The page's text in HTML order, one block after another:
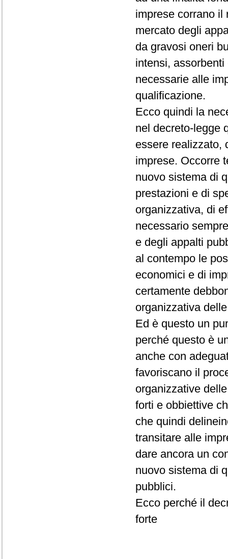
imprese corrano il
mercato degli
da gravosi oneri
intensi,
necessarie alle
qualificazione.
Ecco quindi la
nel decreto-legge
essere realizzato,
imprese. Occorre
nuovo sistema di
prestazioni e di
organizzativa, di
necessario
e degli appalti
al contempo le
economici e di
certamente
organizzativa
Ed è questo un
perché questo è
anche con
favoriscano il
organizzative
forti e obbiettive
che quindi
transitare alle
dare ancora un
nuovo sistema di
pubblici.
Ecco perché il
forte